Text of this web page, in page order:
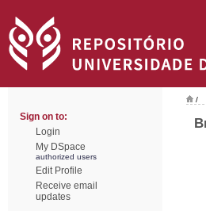
Sign on to:
Login
My DSpace
authorized users
Edit Profile
Receive email
updates
/